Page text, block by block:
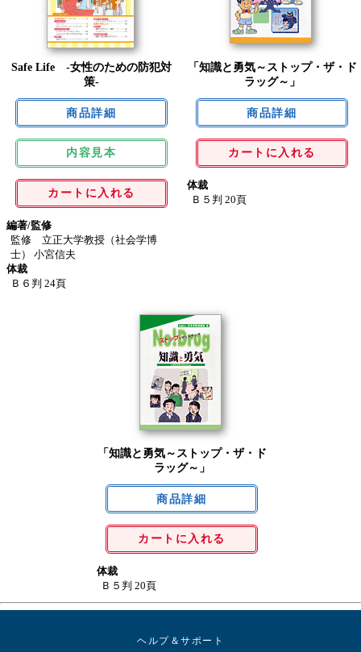
Safe Life -女性のための防犯対
策-
内容見本
カートに入れる
編著/監修
監修 立正大学教授（社会学博
士） 小宮信夫
体裁
Ｂ６判 24頁
「知識と勇気～ストップ・ザ・ド
ラッグ～」
カートに入れる
体裁
Ｂ５判 20頁
「知識と勇気～ストップ・ザ・ド
ラッグ～」
カートに入れる
体裁
Ｂ５判 20頁
ヘルプ＆サポート